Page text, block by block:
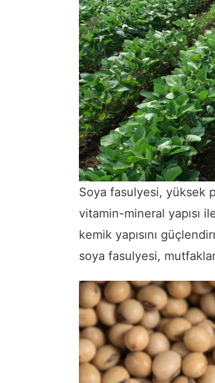
Soya fasulyesi, yüksek
vitamin-mineral yapısı
kemik yapısını
soya fasulyesi,